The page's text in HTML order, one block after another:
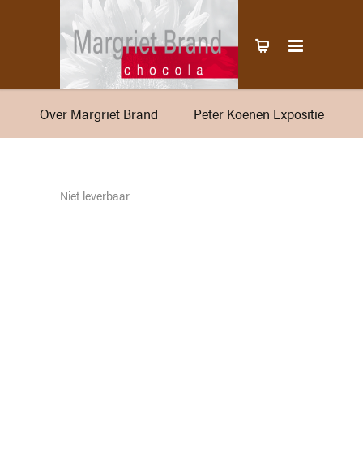
Over Margriet Brand Peter Koenen Expositie
Niet leverbaar